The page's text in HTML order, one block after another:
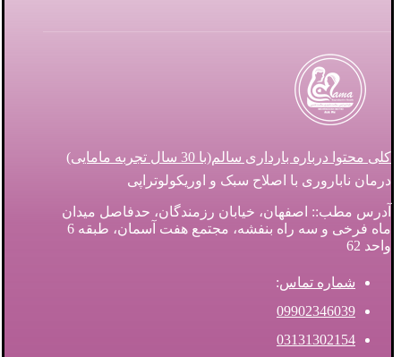
کلی محتوا درباره بارداری سالم(با 30 سال تجربه مامایی)
درمان ناباروری با اصلاح سبک و اوریکولوتراپی
آدرس مطب:: اصفهان، خیابان رزمندگان، حدفاصل میدان
ماه فرخی و سه راه بنفشه، مجتمع هفت آسمان، طبقه 6
واحد 62
شماره تماس:
09902346039
03131302154